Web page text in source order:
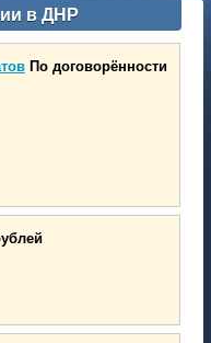
в ДНР
По договорённости